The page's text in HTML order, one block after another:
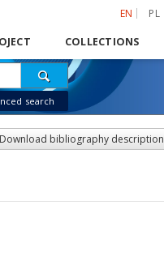
EN PL
COLLECTIONS
search
Download bibliography description